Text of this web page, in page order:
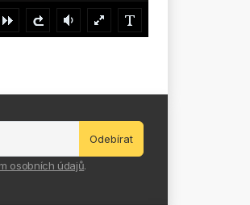
Odebírat
osobních údajů.